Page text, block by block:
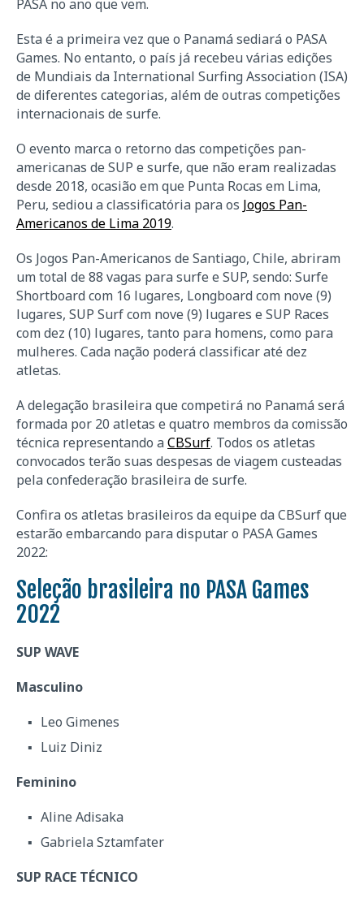
PASA no ano que vem.
Esta é a primeira vez que o Panamá sediará o PASA
Games. No entanto, o país já recebeu várias edições
de Mundiais da International Surfing Association (ISA)
de diferentes categorias, além de outras competições
internacionais de surfe.
O evento marca o retorno das competições pan-
americanas de SUP e surfe, que não eram realizadas
desde 2018, ocasião em que Punta Rocas em Lima,
Peru, sediou a classificatória para os Jogos Pan-
Americanos de Lima 2019.
Os Jogos Pan-Americanos de Santiago, Chile, abriram
um total de 88 vagas para surfe e SUP, sendo: Surfe
Shortboard com 16 lugares, Longboard com nove (9)
lugares, SUP Surf com nove (9) lugares e SUP Races
com dez (10) lugares, tanto para homens, como para
mulheres. Cada nação poderá classificar até dez
atletas.
A delegação brasileira que competirá no Panamá será
formada por 20 atletas e quatro membros da comissão
técnica representando aCBSurf. Todos os atletas
convocados terão suas despesas de viagem custeadas
pela confederação brasileira de surfe.
Confira os atletas brasileiros da equipe da CBSurf que
estarão embarcando para disputar o PASA Games
2022:
Seleção brasileira no PASA Games
2022
SUP WAVE
Masculino
Leo Gimenes
Luiz Diniz
Feminino
Aline Adisaka
Gabriela Sztamfater
SUP RACE TÉCNICO